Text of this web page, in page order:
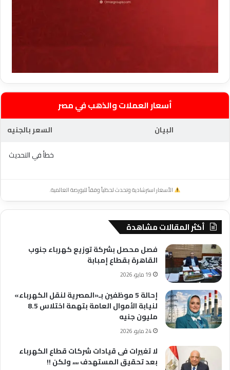
أسعار العملات والذهب في مصر
البيان
السعر بالجنيه
خطأ في التحديث
الأسعار استرشادية وتحدث لحظياً وفقاً للبورصة العالمية.
أكثر المقالات مشاهدة
فصل محصل بشركة توزيع كهرباء جنوب
القاهرة بقطاع إمبابة
19 مايو، 2026
إحالة 5 موظفين بـ«المصرية لنقل الكهرباء»
لنيابة الأموال العامة بتهمة اختلاس 8.5
مليون جنيه
24 مايو، 2026
لا تغيرات فى قيادات شركات قطاع الكهرباء
بعد تحقيق المستهدف ،،،، ولكن !!